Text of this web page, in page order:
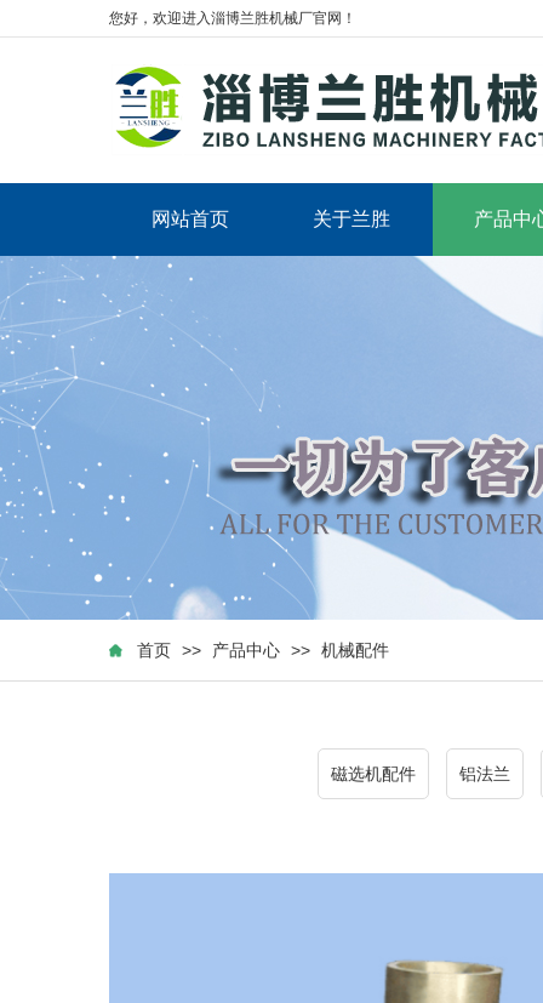
您好，欢迎进入淄博兰胜机械厂官网！
网站首页 关于兰胜 产品中
首页 >> 产品中心 >> 机械配件
磁选机配件 铝法兰